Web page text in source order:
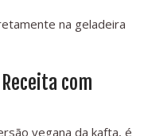
na geladeira
com
vegana da kafta, é